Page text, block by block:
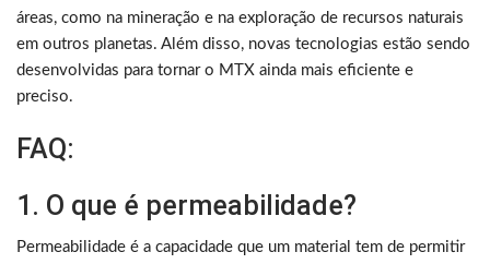
áreas, como na mineração e na exploração de recursos naturais
em outros planetas. Além disso, novas tecnologias estão sendo
desenvolvidas para tornar o MTX ainda mais eficiente e
preciso.
FAQ:
1. O que é permeabilidade?
Permeabilidade é a capacidade que um material tem de permitir